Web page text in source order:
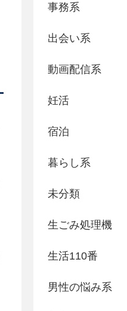
事務系
出会い系
動画配信系
妊活
宿泊
暮らし系
未分類
生ごみ処理機
生活110番
男性の悩み系